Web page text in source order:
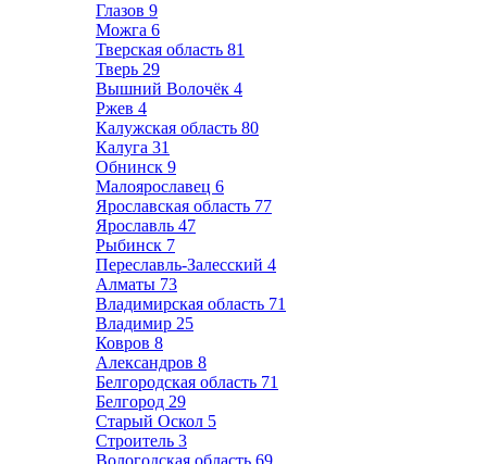
Глазов 9
Можга 6
Тверская область 81
Тверь 29
Вышний Волочёк 4
Ржев 4
Калужская область 80
Калуга 31
Обнинск 9
Малоярославец 6
Ярославская область 77
Ярославль 47
Рыбинск 7
Переславль-Залесский 4
Алматы 73
Владимирская область 71
Владимир 25
Ковров 8
Александров 8
Белгородская область 71
Белгород 29
Старый Оскол 5
Строитель 3
Вологодская область 69